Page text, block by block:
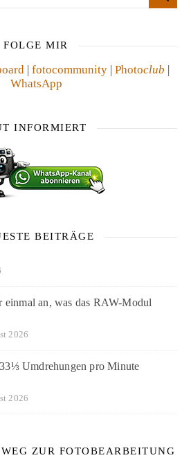
FOLGE MIR
| fotocommunity| Photoclub |
WhatsApp
INFORMIERT
BEITRÄGE
einmal an, was das RAW-Modul
2026
Umdrehungen pro Minute
2026
ZUR FOTOBEARBEITUNG